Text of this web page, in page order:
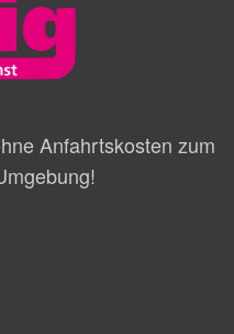
Anfahrtskosten zum